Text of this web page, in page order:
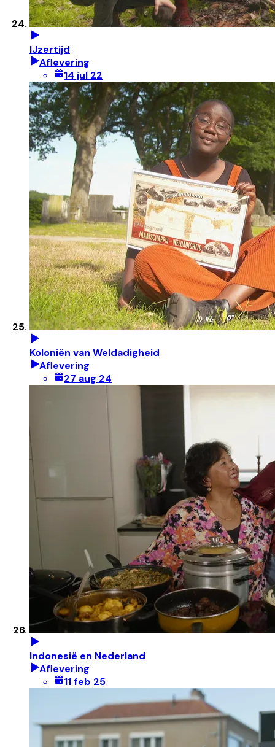
IJzertijd
Aflevering
14 jul 22
Koloniën van Weldadigheid
Aflevering
27 aug 24
Indonesië en Nederland
Aflevering
11 feb 25